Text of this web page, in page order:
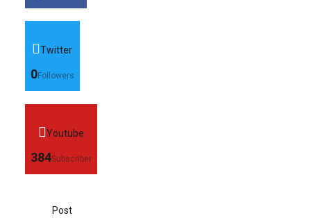
Twitter
0Followers
Youtube
384Subscriber
Post